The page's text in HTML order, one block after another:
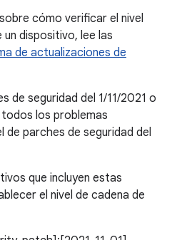
cómo verificar el nivel
dispositivo, lee las
de actualizaciones de
de seguridad del 1/11/2021 o
los problemas
de parches de seguridad del
que incluyen estas
el nivel de cadena de